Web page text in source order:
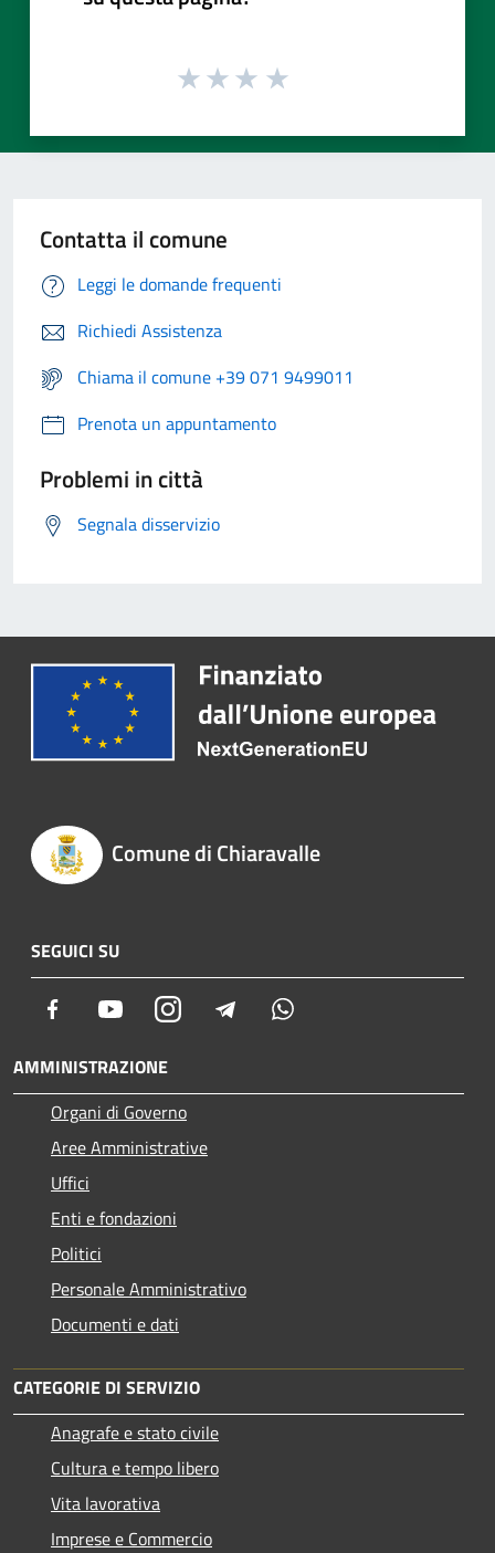
Contatta il comune
Leggi le domande frequenti
Richiedi Assistenza
Chiama il comune +39 071 9499011
Prenota un appuntamento
Problemi in città
Segnala disservizio
Comune di Chiaravalle
SEGUICI SU
Facebook YoutubeInstagram Telegram
AMMINISTRAZIONE
Organi di Governo
Aree Amministrative
Uffici
Enti e fondazioni
Politici
Personale Amministrativo
Documenti e dati
CATEGORIE DI SERVIZIO
Anagrafe e stato civile
Cultura e tempo libero
Vita lavorativa
Imprese e Commercio